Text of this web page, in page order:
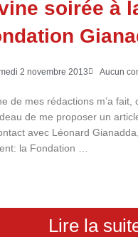
soirée à
2 novembre 2013 Aucun
de mes rédactions m’a fait,
de me proposer un
avec Léonard
la Fondation …
Lire la